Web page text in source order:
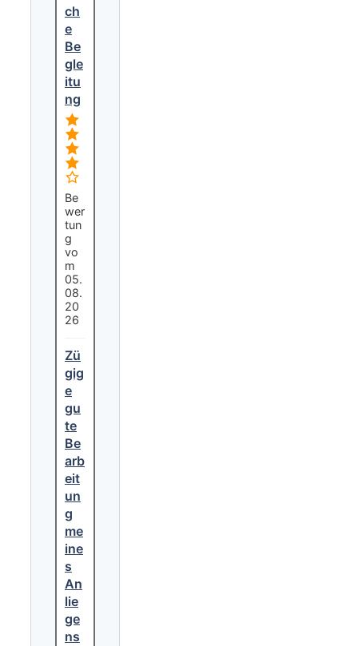
ch
e
Be
gle
itu
ng
Be
wer
tun
g
vo
m
05.
08.
20
26
Zü
gig
e
gu
te
Be
arb
eit
un
g
me
ine
s
An
lie
ge
ns